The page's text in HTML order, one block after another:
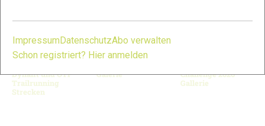
Dynafit und OTF
Trailrunning
Strecken
Galerie
Challenge 2026
Gallerie
Impressum DatenschutzAbo verwalten
Schon registriert? Hier anmelden